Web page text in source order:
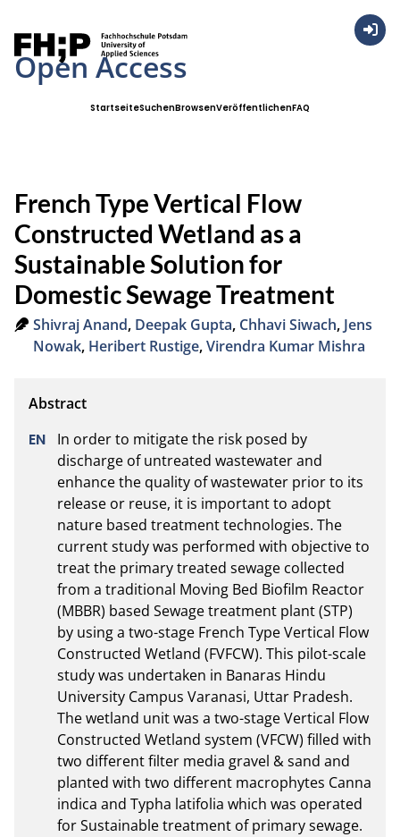
Open Access
StartseiteSuchenBrowsenVeröffentlichenFAQ
French Type Vertical Flow
Constructed Wetland as a
Sustainable Solution for
Domestic Sewage Treatment
Shivraj Anand, Deepak Gupta, Chhavi Siwach, Jens
Nowak, Heribert Rustige,Virendra Kumar Mishra
In order to mitigate the risk posed by
discharge of untreated wastewater and
enhance the quality of wastewater prior to its
release or reuse, it is important to adopt
nature based treatment technologies. The
current study was performed with objective to
treat the primary treated sewage collected
from a traditional Moving Bed Biofilm Reactor
(MBBR) based Sewage treatment plant (STP)
by using a two-stage French Type Vertical Flow
Constructed Wetland (FVFCW). This pilot-scale
study was undertaken in Banaras Hindu
University Campus Varanasi, Uttar Pradesh.
The wetland unit was a two-stage Vertical Flow
Constructed Wetland system (VFCW) filled with
two different filter media gravel & sand and
planted with two different macrophytes Canna
indica and Typha latifolia which was operated
for Sustainable treatment of primary sewage.